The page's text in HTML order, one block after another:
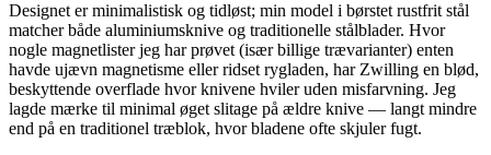
Designet er minimalistisk og tidløst; min model i børstet rustfrit stål
matcher både aluminiumsknive og traditionelle stålblader. Hvor
nogle magnetlister jeg har prøvet (især billige trævarianter) enten
havde ujævn magnetisme eller ridset rygladen, har Zwilling en blød,
beskyttende overflade hvor knivene hviler uden misfarvning. Jeg
lagde mærke til minimal øget slitage på ældre knive — langt mindre
end på en traditionel træblok, hvor bladene ofte skjuler fugt.